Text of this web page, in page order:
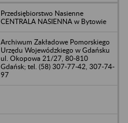
Przedsiębiorstwo Nasienne
CENTRALA NASIENNA w Bytowie
Archiwum Zakładowe Pomorskiego
Urzędu Wojewódzkiego w Gdańsku
ul. Okopowa 21/27, 80-810
Gdańsk; tel. (58) 307-77-42, 307-74-
97